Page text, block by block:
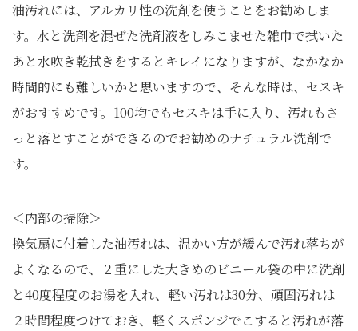
油汚れには、アルカリ性の洗剤を使うことをお勧めしま
す。水と洗剤を混ぜた洗剤液をしみこませた雑巾で拭いた
あと水吹き乾拭きをするとキレイになりますが、なかなか
時間的にも難しいかと思いますので、そんな時は、セスキ
がおすすめです。100均でもセスキは手に入り、汚れもさ
っと落とすことができるのでお勧めのナチュラル洗剤で
す。
＜内部の掃除＞
換気扇に付着した油汚れは、温かい方が緩んで汚れ落ちが
よくなるので、２重にした大きめのビニール袋の中に洗剤
と40度程度のお湯を入れ、軽い汚れは30分、頑固汚れは
２時間程度つけておき、軽くスポンジでこすると汚れが落